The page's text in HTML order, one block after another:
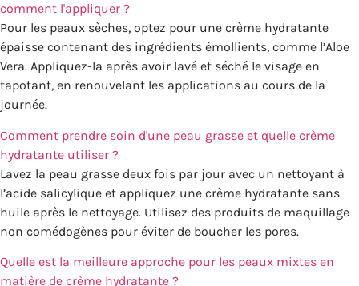
comment l'appliquer ?
Pour les peaux sèches, optez pour une crème hydratante
épaisse contenant des ingrédients émollients, comme l’Aloe
Vera. Appliquez-la après avoir lavé et séché le visage en
tapotant, en renouvelant les applications au cours de la
journée.
Comment prendre soin d'une peau grasse et quelle crème
hydratante utiliser ?
Lavez la peau grasse deux fois par jour avec un nettoyant à
l’acide salicylique et appliquez une crème hydratante sans
huile après le nettoyage. Utilisez des produits de maquillage
non comédogènes pour éviter de boucher les pores.
Quelle est la meilleure approche pour les peaux mixtes en
matière de crème hydratante ?